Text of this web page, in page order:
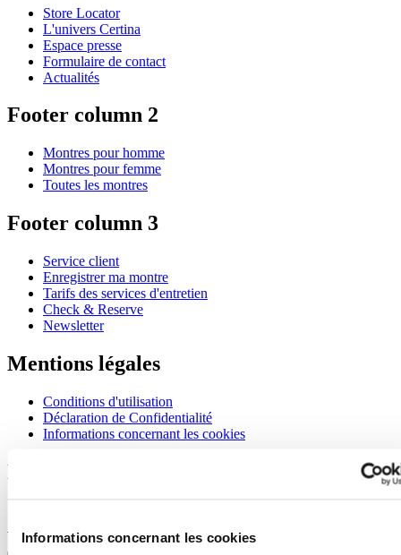
Informations concernant les cookies
Store Locator
L'univers Certina
Espace presse
Formulaire de contact
Actualités
Footer column 2
Montres pour homme
Montres pour femme
Toutes les montres
Footer column 3
Service client
Enregistrer ma montre
Tarifs des services d'entretien
Check & Reserve
Newsletter
Mentions légales
Conditions d'utilisation
Déclaration de Confidentialité
Informations concernant les cookies
Rejoignez le club CERTINA
Sélectionner un pays/une région